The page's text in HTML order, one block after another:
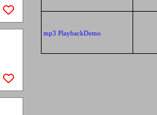
mp3 PlaybackDemo